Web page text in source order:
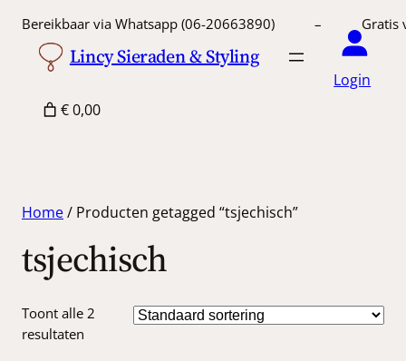
Bereikbaar via Whatsapp (06-20663890) –
Lincy Sieraden & Styling
Login
€ 0,00
Home/ Producten getagged “tsjechisch”
tsjechisch
Toont alle 2
resultaten